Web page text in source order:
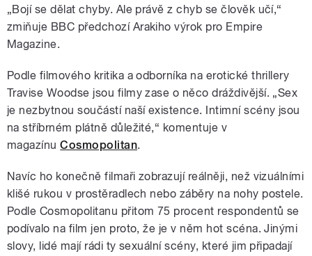
„Bojí se dělat chyby. Ale právě z chyb se člověk učí,“
zmiňuje BBC předchozí Arakiho výrok pro Empire
Magazine.
Podle filmového kritika a odborníka na erotické thrillery
Travise Woodse jsou filmy zase o něco dráždivější. „Sex
je nezbytnou součástí naší existence. Intimní scény jsou
na stříbrném plátně důležité,“ komentuje v
magazínu Cosmopolitan.
Navíc ho konečně filmaři zobrazují reálněji, než vizuálními
klišé rukou v prostěradlech nebo záběry na nohy postele.
Podle Cosmopolitanu přitom 75 procent respondentů se
podívalo na film jen proto, že je v něm hot scéna. Jinými
slovy, lidé mají rádi ty sexuální scény, které jim připadají